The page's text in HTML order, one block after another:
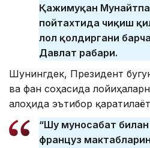
Қажимуқан
пойтахтида чиқиш
лол қолдиргани
Давлат раҳбари.
Шунингдек, Президент
ва фан соҳасида
алоҳида эътибор
“Шу муносабат
француз